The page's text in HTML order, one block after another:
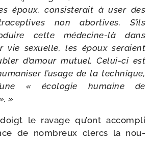
époux, consis­te­rait à user des
non abor­tives. S’ils
cette médecine-​là dans
vie sexuelle, les époux seraient
d’amour mutuel. Celui-​ci est
l’usage de la tech­nique,
« éco­lo­gie humaine de
»
le ravage qu’ont accom­pli
de nom­breux clercs la nou­